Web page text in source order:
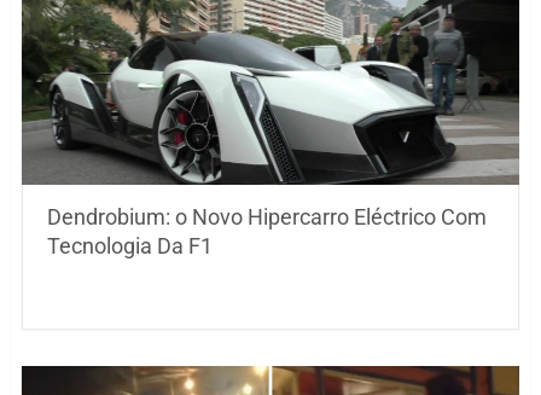
Dendrobium: o Novo Hipercarro Eléctrico Com
Tecnologia Da F1